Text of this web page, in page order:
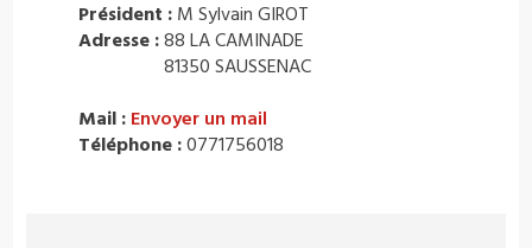
Président : M Sylvain GIROT
Adresse :88 LA CAMINADE
81350 SAUSSENAC
Mail : Envoyer un mail
Téléphone :0771756018